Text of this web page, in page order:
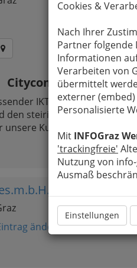
Cookies &
Nach Ihrer
Partner folgende
Informationen
Verarbeiten von
übermittelt
externer
Personalisierte
Mit INFOGraz
'trackingfreie'
Nutzung von
Ausmaß
Einstellungen
Citycom – Ihr
IKT-Lösungsanbieter
den steirischen Industrie-
Kunden
ändern